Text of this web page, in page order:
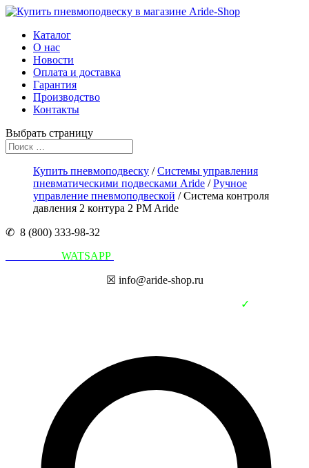
Каталог
О нас
Новости
Оплата и доставка
Гарантия
Производство
Контакты
Выбрать страницу
Купить пневмоподвеску /Системы управления
пневматическими подвесками Aride /Ручное
управление пневмоподвеской / Система контроля
давления 2 контура 2 PM Aride
✆ 8 (800) 333-98-32
WATSAPP
☒ info@aride-shop.ru
✓